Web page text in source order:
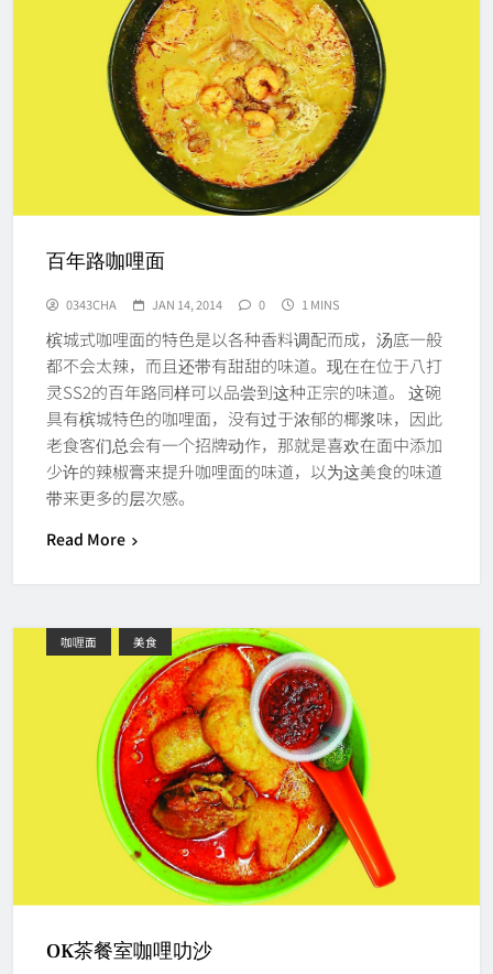
百年路咖哩面
0343CHA JAN 14, 2014 0 1 MINS
槟城式咖哩面的特色是以各种香料调配而成，汤底一般
都不会太辣，而且还带有甜甜的味道。现在在位于八打
灵SS2的百年路同样可以品尝到这种正宗的味道。 这碗
具有槟城特色的咖哩面，没有过于浓郁的椰浆味，因此
老食客们总会有一个招牌动作，那就是喜欢在面中添加
少许的辣椒膏来提升咖哩面的味道，以为这美食的味道
带来更多的层次感。
Read More
咖喱面 美食
OK茶餐室咖哩叻沙